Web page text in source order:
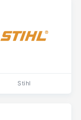
Stihl